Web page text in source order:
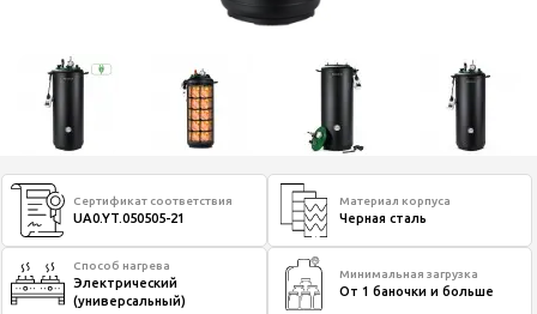
Сертификат соответствия
UA0.YT.050505-21
Материал корпуса
Черная сталь
Способ нагрева
Электрический
(универсальный)
Минимальная загрузка
От 1 баночки и больше